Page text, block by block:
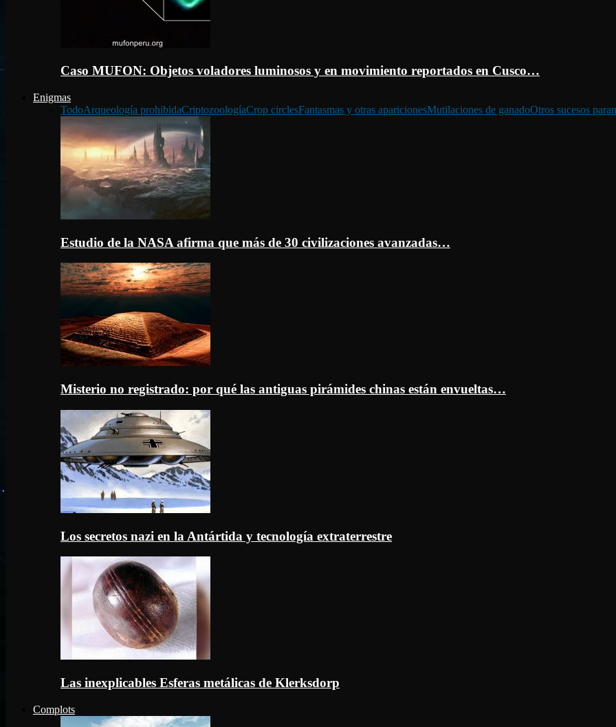
Caso MUFON: Objetos voladores luminosos y en movimiento reportados en Cusco…
Enigmas
TodoArqueología prohibidaCriptozoologíaCrop circlesFantasmas y otras aparicionesMutilaciones de ganadoOtros sucesos
Estudio de la NASA afirma que más de 30 civilizaciones avanzadas…
Misterio no registrado: por qué las antiguas pirámides chinas están envueltas…
Los secretos nazi en la Antártida y tecnología extraterrestre
Las inexplicables Esferas metálicas de Klerksdorp
Complots